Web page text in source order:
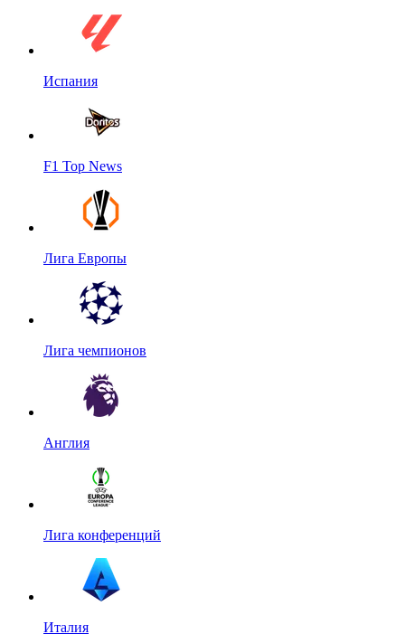
Испания
F1 Top News
Лига Европы
Лига чемпионов
Англия
Лига конференций
Италия